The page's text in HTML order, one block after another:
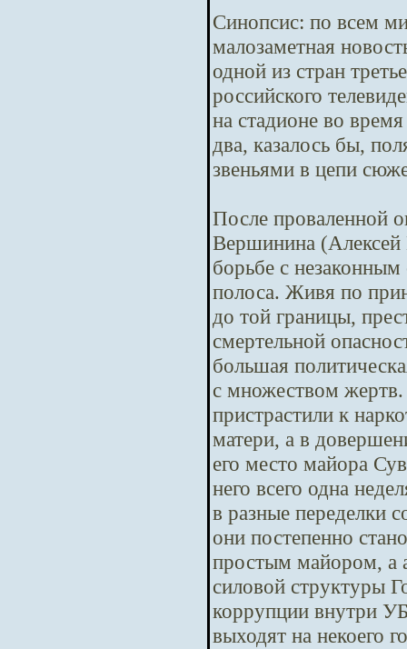
Синопсис: по всем
малозаметная
одной из стран
российского
на стадионе во
два, казалось бы,
звеньями в цепи
После проваленной
Вершинина (Алексей
борьбе с
полоса. Живя по
до той границы,
смертельной
большая
с множеством
пристрастили к
матери, а в
его место майора
него всего одна
в разные переделки
они постепенно
простым майором, а
силовой структуры
коррупции внутри
выходят на некоего